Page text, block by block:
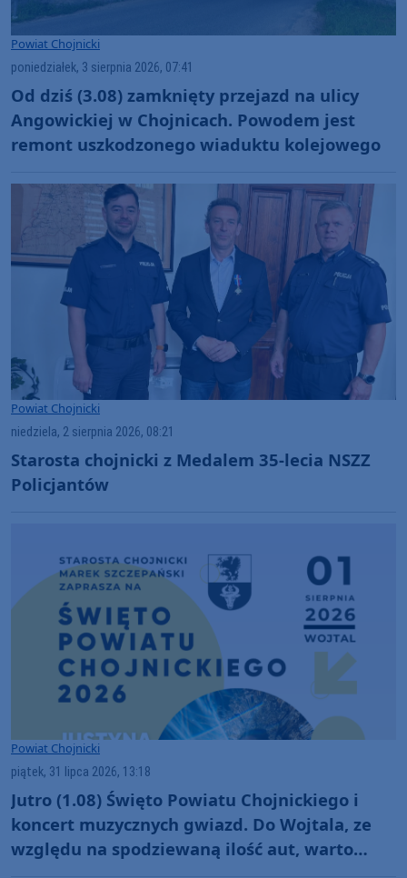
Powiat Chojnicki
poniedziałek, 3 sierpnia 2026, 07:41
Od dziś (3.08) zamknięty przejazd na ulicy
Angowickiej w Chojnicach. Powodem jest
remont uszkodzonego wiaduktu kolejowego
Powiat Chojnicki
niedziela, 2 sierpnia 2026, 08:21
Starosta chojnicki z Medalem 35-lecia NSZZ
Policjantów
Powiat Chojnicki
piątek, 31 lipca 2026, 13:18
Jutro (1.08) Święto Powiatu Chojnickiego i
koncert muzycznych gwiazd. Do Wojtala, ze
względu na spodziewaną ilość aut, warto